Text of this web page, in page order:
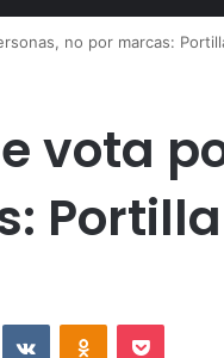
no por marcas:
vota
Portilla
VKontakteOdnoklassniki
Pocket